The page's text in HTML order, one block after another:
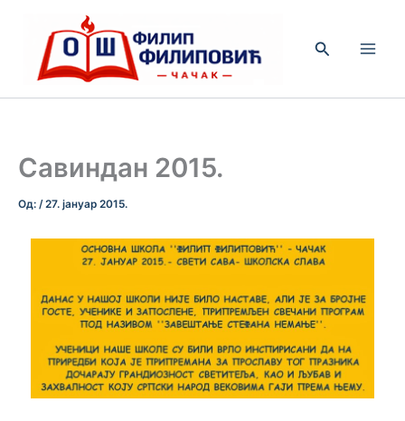
садржај
Претрага
Савиндан 2015.
Од: /27. јануар 2015.